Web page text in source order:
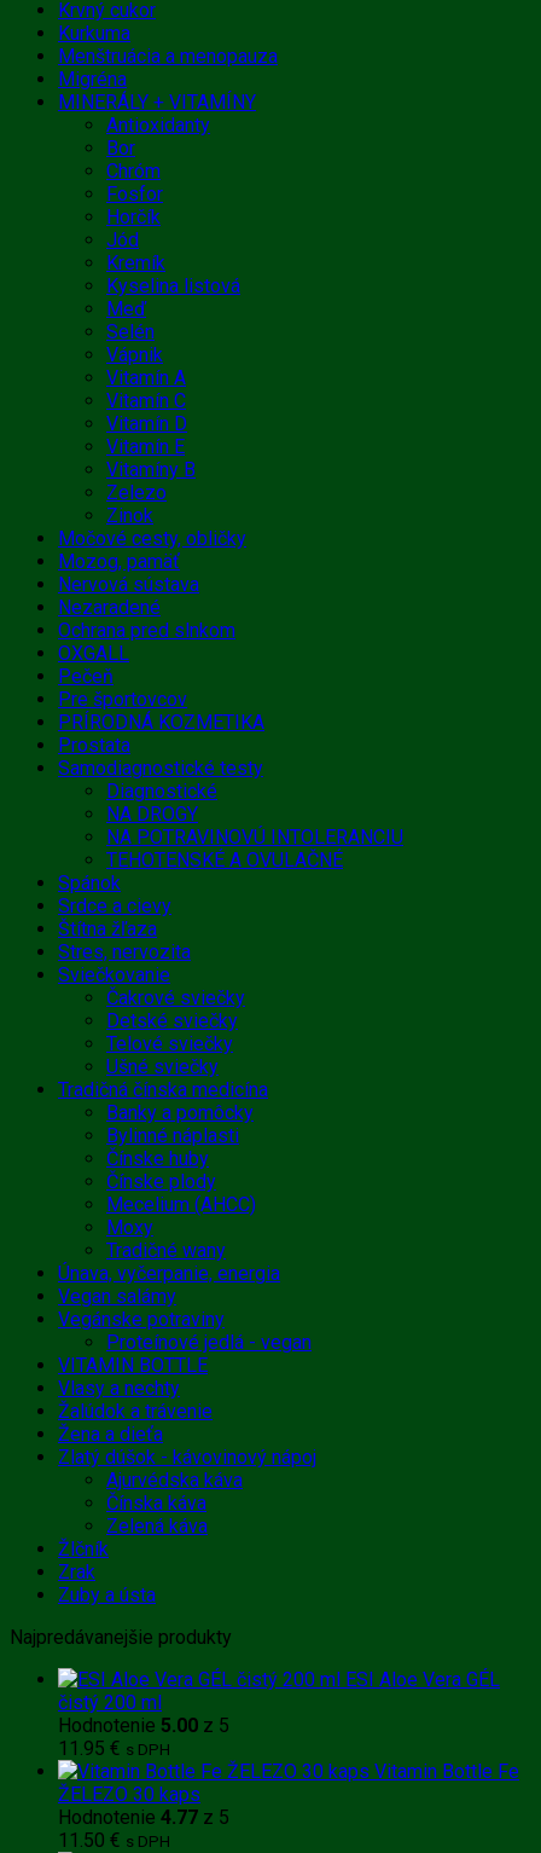
Krvný cukor
Kurkuma
Menštruácia a menopauza
Migréna
MINERÁLY + VITAMÍNY
Antioxidanty
Bor
Chróm
Fosfor
Horčík
Jód
Kremík
Kyselina listová
Meď
Selén
Vápnik
Vitamín A
Vitamín C
Vitamín D
Vitamín E
Vitamíny B
Zelezo
Zinok
Močové cesty, obličky
Mozog, pamäť
Nervová sústava
Nezaradené
Ochrana pred slnkom
OXGALL
Pečeň
Pre športovcov
PRÍRODNÁ KOZMETIKA
Prostata
Samodiagnostické testy
Diagnostické
NA DROGY
NA POTRAVINOVÚ INTOLERANCIU
TEHOTENSKÉ A OVULAČNÉ
Spánok
Srdce a cievy
Štítna žľaza
Stres, nervozita
Sviečkovanie
Čakrové sviečky
Detské sviečky
Telové sviečky
Ušné sviečky
Tradičná čínska medicína
Banky a pomôcky
Bylinné náplasti
Čínske huby
Čínske plody
Mecelium (AHCC)
Moxy
Tradičné wany
Únava, vyčerpanie, energia
Vegan salámy
Vegánske potraviny
Proteínové jedlá - vegan
VITAMIN BOTTLE
Vlasy a nechty
Žalúdok a trávenie
Žena a dieťa
Zlatý dúšok - kávovinový nápoj
Ajurvédska káva
Čínska káva
Zelená káva
Žlčník
Zrak
Zuby a ústa
Najpredávanejšie produkty
ESI Aloe Vera GÉL
čistý 200 ml
Hodnotenie 5.00 z 5
11.95 € s DPH
Vitamin Bottle Fe
ŽELEZO 30 kaps
Hodnotenie 4.77 z 5
11.50 € s DPH